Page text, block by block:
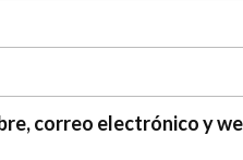
correo electrónico y